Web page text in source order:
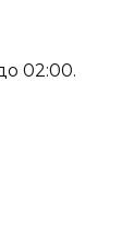
02:00.